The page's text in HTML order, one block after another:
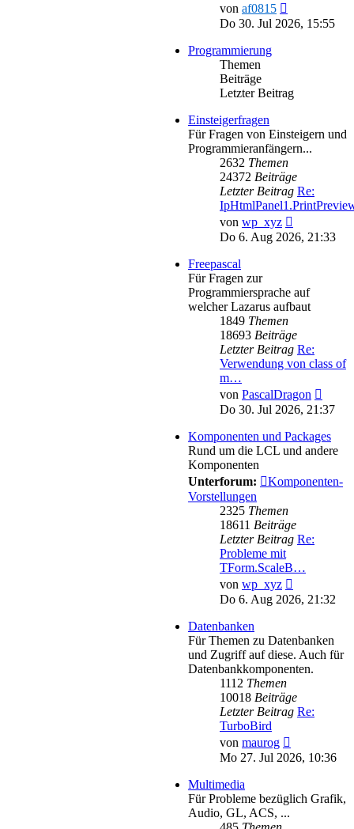
von af0815
Beitrag
Do 30. Jul 2026, 15:55
Programmierung
Themen
Beiträge
Letzter Beitrag
Einsteigerfragen
Für Fragen von Einsteigern und
Programmieranfängern...
2632 Themen
24372 Beiträge
Letzter Beitrag Re:
von wp_xyz
Beitrag
Do 6. Aug 2026, 21:33
Freepascal
Für Fragen zur
Programmiersprache auf
welcher Lazarus aufbaut
1849 Themen
18693 Beiträge
Letzter Beitrag Re:
Verwendung von class of
m…
von PascalDragon
Do 30. Jul 2026, 21:37
Komponenten und Packages
Rund um die LCL und andere
Komponenten
Unterforum:
Komponenten-
Vorstellungen
2325 Themen
18611 Beiträge
Letzter Beitrag Re:
Probleme mit
TForm.ScaleB…
von wp_xyz
Beitrag
Do 6. Aug 2026, 21:32
Datenbanken
Für Themen zu Datenbanken
und Zugriff auf diese. Auch für
Datenbankkomponenten.
1112 Themen
10018 Beiträge
Letzter Beitrag Re:
TurboBird
von maurog
Beitrag
Mo 27. Jul 2026, 10:36
Multimedia
Für Probleme bezüglich Grafik,
Audio, GL, ACS, ...